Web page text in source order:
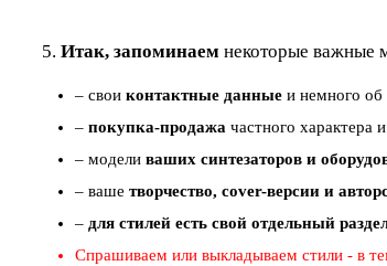
5. Итак, запоминаем некоторые важные
– свои контактные данные и немного об
– покупка-продажа частного характера
– модели ваших синтезаторов и
– ваше творчество, cover-версии и
– для стилей есть свой отдельный
Спрашиваем или выкладываем стили - в